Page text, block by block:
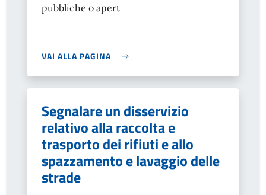
pubbliche o apert
VAI ALLA PAGINA
Segnalare un disservizio
relativo alla raccolta e
trasporto dei rifiuti e allo
spazzamento e lavaggio delle
strade